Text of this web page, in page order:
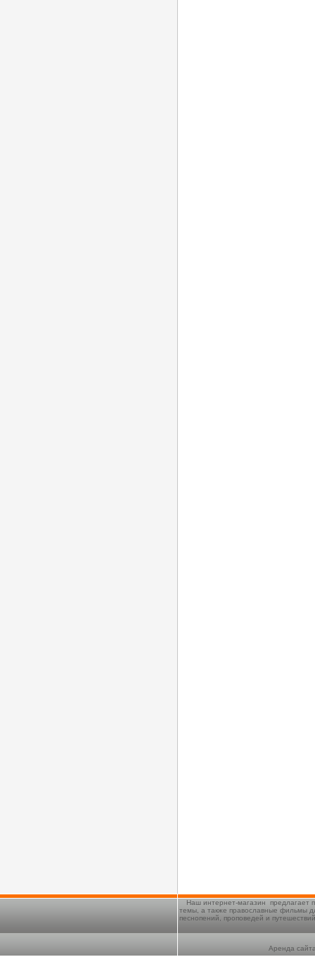
Наш интернет-магазин предлагает
темы, а также православные фильмы
песнопений, проповедей и
Аренда